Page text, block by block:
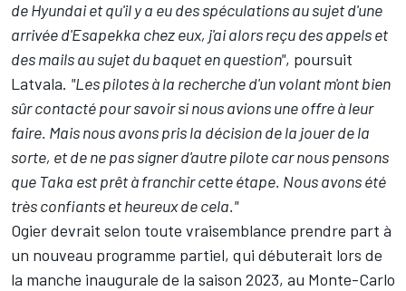
de Hyundai et qu'il y a eu des spéculations au sujet d'une
arrivée d'Esapekka chez eux, j'ai alors reçu des appels et
des mails au sujet du baquet en question", poursuit
Latvala. "Les pilotes à la recherche d'un volant m'ont bien
sûr contacté pour savoir si nous avions une offre à leur
faire. Mais nous avons pris la décision de la jouer de la
sorte, et de ne pas signer d'autre pilote car nous pensons
que Taka est prêt à franchir cette étape. Nous avons été
très confiants et heureux de cela."
Ogier devrait selon toute vraisemblance prendre part à
un nouveau programme partiel, qui débuterait lors de
la manche inaugurale de la saison 2023, au Monte-Carlo